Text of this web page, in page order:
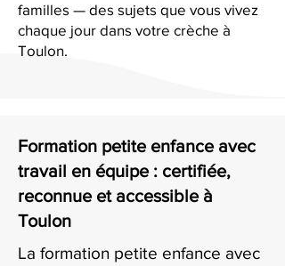
familles — des sujets que vous vivez
chaque jour dans votre crèche à
Toulon.
Formation petite enfance avec
travail en équipe : certifiée,
reconnue et accessible à
Toulon
La formation petite enfance avec